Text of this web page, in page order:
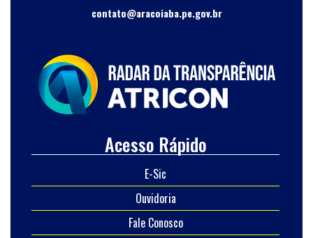
contato@aracoiaba.pe.gov.br
Acesso Rápido
E-Sic
Ouvidoria
Fale Conosco